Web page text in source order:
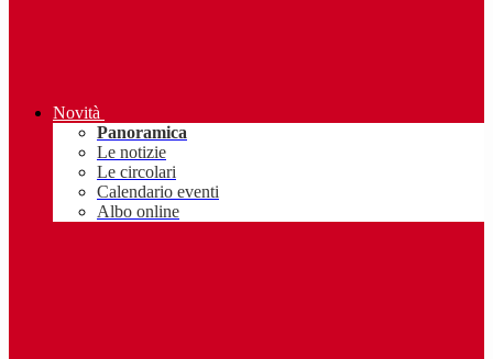
Novità
Panoramica
Le notizie
Le circolari
Calendario eventi
Albo online